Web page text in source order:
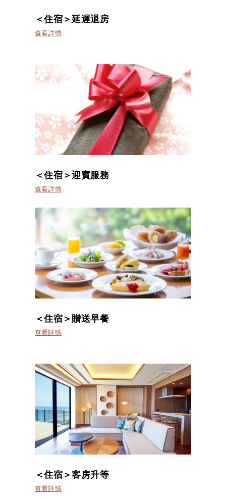
＜住宿＞延遲退房
查看詳情
＜住宿＞迎賓服務
查看詳情
＜住宿＞贈送早餐
查看詳情
＜住宿＞客房升等
查看詳情